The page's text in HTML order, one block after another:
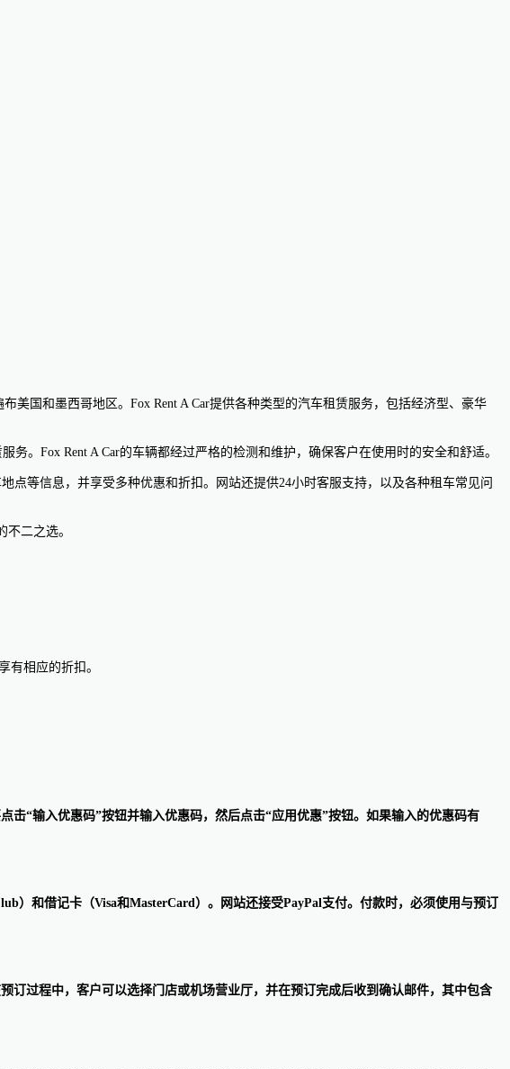
美国和墨西哥地区。Fox Rent A Car提供各种类型的汽车租赁服务，包括经济型、豪华
。Fox Rent A Car的车辆都经过严格的检测和维护，确保客户在使用时的安全和舒适。
点等信息，并享受多种优惠和折扣。网站还提供24小时客服支持，以及各种租车常见问
二之选。
有相应的折扣。
“输入优惠码”按钮并输入优惠码，然后点击“应用优惠”按钮。如果输入的优惠码有
）和借记卡（Visa和MasterCard）。网站还接受PayPal支付。付款时，必须使用与预订
订过程中，客户可以选择门店或机场营业厅，并在预订完成后收到确认邮件，其中包含